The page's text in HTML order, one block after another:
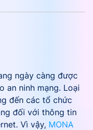
ngày càng được
an ninh mạng. Loại
đến các tổ chức
đối với thông tin
Vì vậy, MONA